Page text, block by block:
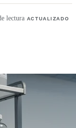
lectura·ACTUALIZADO